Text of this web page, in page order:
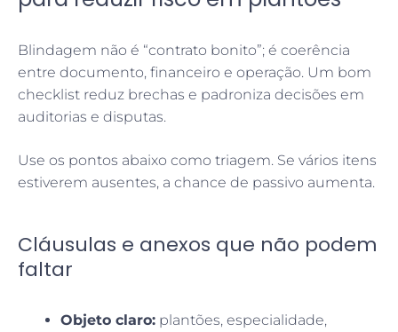
Blindagem não é “contrato bonito”; é coerência
entre documento, financeiro e operação. Um bom
checklist reduz brechas e padroniza decisões em
auditorias e disputas.
Use os pontos abaixo como triagem. Se vários itens
estiverem ausentes, a chance de passivo aumenta.
Cláusulas e anexos que não podem
faltar
Objeto claro: plantões, especialidade,